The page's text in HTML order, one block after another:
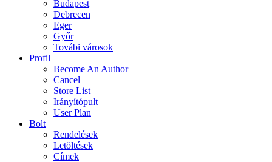
Budapest
Debrecen
Eger
Győr
Továbi városok
Profil
Become An Author
Cancel
Store List
Irányítópult
User Plan
Bolt
Rendelések
Letöltések
Címek